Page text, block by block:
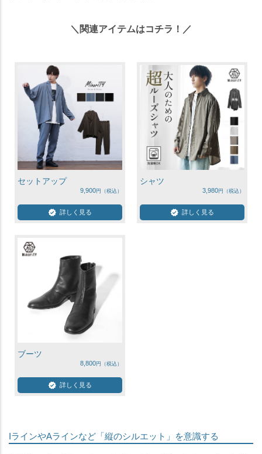
＼関連アイテムはコチラ！／
セットアップ
9,900
詳しく見る
シャツ
3,980
詳しく見る
ブーツ
8,800
詳しく見る
IラインやAラインなど「縦のシルエット」を意識する